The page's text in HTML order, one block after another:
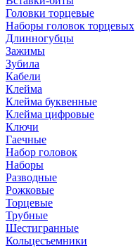
Головки торцевые
Наборы головок торцевых
Длинногубцы
Зажимы
Зубила
Кабели
Клейма
Клейма буквенные
Клейма цифровые
Ключи
Гаечные
Набор головок
Наборы
Разводные
Рожковые
Торцевые
Трубные
Шестигранные
Кольцесъемники